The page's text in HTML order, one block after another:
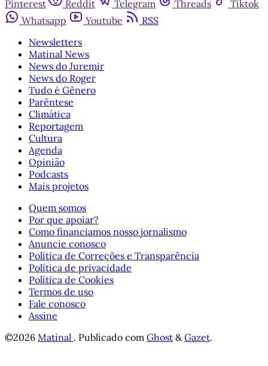
Pinterest
Reddit Telegram Threads
Tiktok
Whatsapp
Youtube
RSS
Newsletters
Matinal News
News do Juremir
News do Roger
Tudo é Gênero
Parêntese
Climática
Reportagem
Cultura
Agenda
Opinião
Podcasts
Mais projetos
Quem somos
Por que apoiar?
Como financiamos nosso jornalismo
Anuncie conosco
Política de Correções e Transparência
Política de privacidade
Política de Cookies
Termos de uso
Fale conosco
Assine
©2026 Matinal . Publicado com Ghost & Gazet.